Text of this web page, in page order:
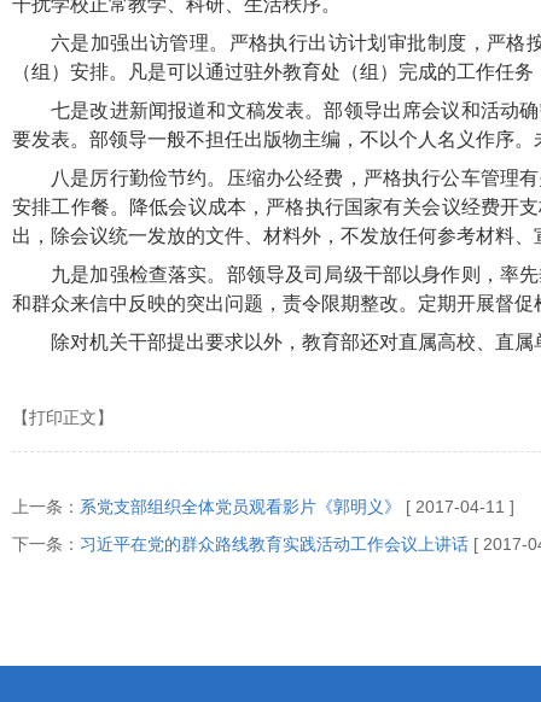
干扰学校正常教学、科研、生活秩序。
六是加强出访管理。严格执行出访计划审批制度，严
（组）安排。凡是可以通过驻外教育处（组）完成的工作任
七是改进新闻报道和文稿发表。部领导出席会议和活动
要发表。部领导一般不担任出版物主编，不以个人名义作序
八是厉行勤俭节约。压缩办公经费，严格执行公车管理
安排工作餐。降低会议成本，严格执行国家有关会议经费开
出，除会议统一发放的文件、材料外，不发放任何参考材料
九是加强检查落实。部领导及司局级干部以身作则，率
和群众来信中反映的突出问题，责令限期整改。定期开展督
除对机关干部提出要求以外，教育部还对直属高校、直
【打印正文】
上一条： 系党支部组织全体党员观看影片《郭明义》
[ 2017-04-11 ]
下一条： 习近平在党的群众路线教育实践活动工作会议上讲话 [ 2017-